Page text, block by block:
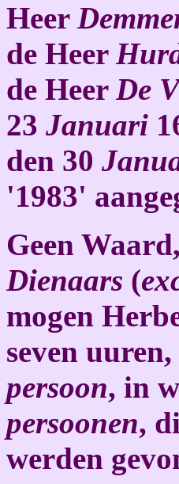
Heer
de Heer
de Heer De
23 Januari
den 30
'1983'
Geen
Dienaars (
mogen
seven
persoon, in
persoonen,
werden